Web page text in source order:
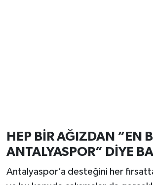
HEP BİR AĞIZDAN “EN
ANTALYASPOR” DİYE
Antalyaspor’a desteğini her